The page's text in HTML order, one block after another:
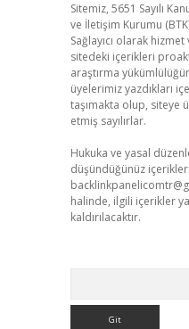
Sitemiz, 5651 Sayılı
ve İletişim Kurumu
Sağlayıcı olarak
sitedeki içerikleri
araştırma
üyelerimiz yazdıkları
taşımakta olup, siteye
etmiş sayılırlar.
Hukuka ve yasal
düşündüğünüz
halinde, ilgili içerikler
kaldırılacaktır.